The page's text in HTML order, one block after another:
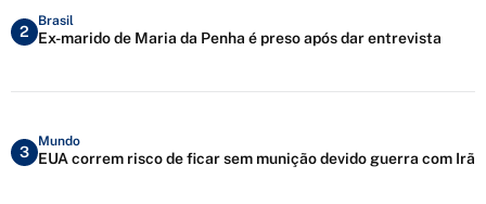
2
Brasil
Ex-marido de Maria da Penha é preso após dar entrevista
3
Mundo
EUA correm risco de ficar sem munição devido guerra com Irã